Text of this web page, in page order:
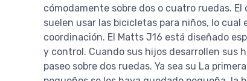
cómodamente sobre dos o cuatro ruedas.
suelen usar las bicicletas para niños, lo
coordinación. El Matts J16 está diseñado
y control. Cuando sus hijos desarrollen sus
paseo sobre dos ruedas. Ya sea su La